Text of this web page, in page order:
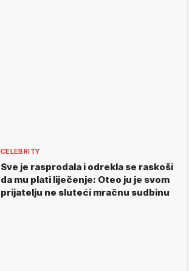
CELEBRITY
Sve je rasprodala i odrekla se raskoši
da mu plati liječenje: Oteo ju je svom
prijatelju ne sluteći mračnu sudbinu